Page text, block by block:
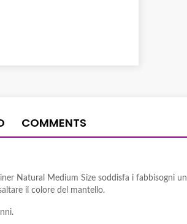
COMMENTS
Natural Medium Size soddisfa i fabbisogni
il colore del mantello.